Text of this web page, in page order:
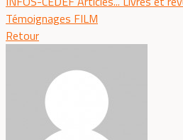
Témoignages FILM
Retour